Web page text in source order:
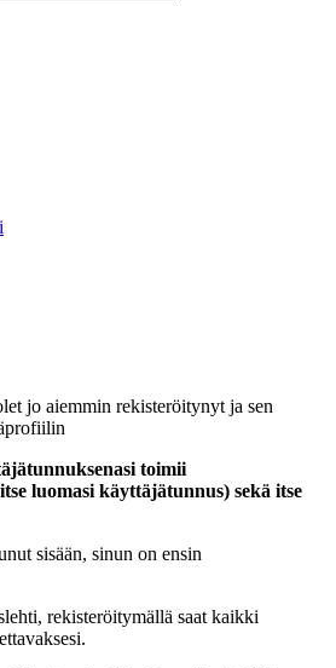
jo aiemmin rekisteröitynyt ja sen
toimii
luomasi käyttäjätunnus) sekä itse
sisään, sinun on ensin
rekisteröitymällä saat kaikki